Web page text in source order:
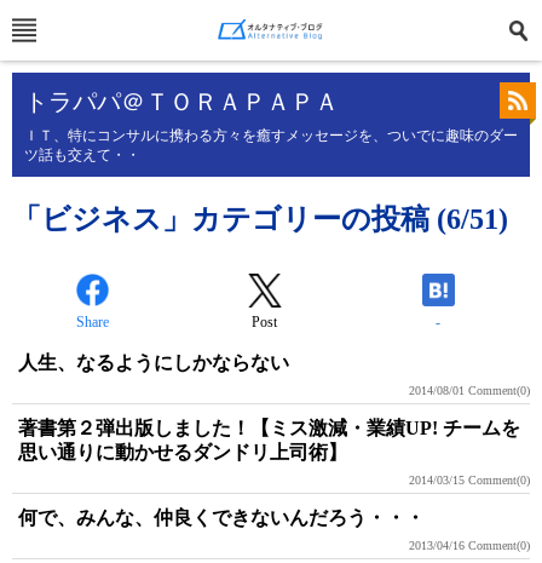
トラパパ＠ＴＯＲＡＰＡＰＡ
ＩＴ、特にコンサルに携わる方々を癒すメッセージを、ついでに趣味のダー
ツ話も交えて・・
「ビジネス」カテゴリーの投稿 (6/51)
Share Post -
人生、なるようにしかならない
2014/08/01 Comment(0)
著書第２弾出版しました！【ミス激減・業績UP! チームを
思い通りに動かせるダンドリ上司術】
2014/03/15 Comment(0)
何で、みんな、仲良くできないんだろう・・・
2013/04/16 Comment(0)